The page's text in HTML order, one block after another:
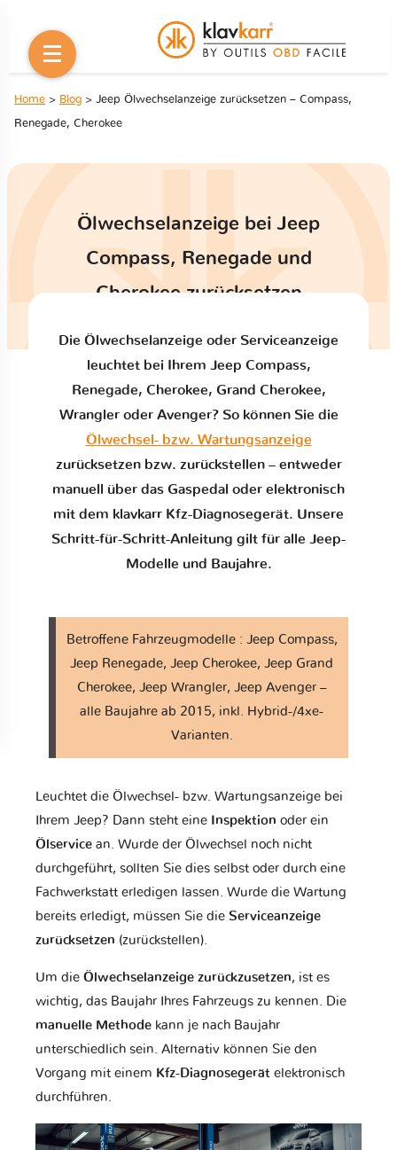
Home > Blog > Jeep Ölwechselanzeige zurücksetzen – Compass,
Renegade, Cherokee
Ölwechselanzeige bei Jeep
Compass, Renegade und
Cherokee zurücksetzen
Die Ölwechselanzeige oder Serviceanzeige
leuchtet bei Ihrem Jeep Compass,
Renegade, Cherokee, Grand Cherokee,
Wrangler oder Avenger? So können Sie die
Ölwechsel- bzw. Wartungsanzeige
zurücksetzen bzw. zurückstellen – entweder
manuell über das Gaspedal oder elektronisch
mit dem klavkarr Kfz-Diagnosegerät. Unsere
Schritt-für-Schritt-Anleitung gilt für alle Jeep-
Modelle und Baujahre.
Betroffene Fahrzeugmodelle : Jeep Compass,
Jeep Renegade, Jeep Cherokee, Jeep Grand
Cherokee, Jeep Wrangler, Jeep Avenger –
alle Baujahre ab 2015, inkl. Hybrid-/4xe-
Varianten.
Leuchtet die Ölwechsel- bzw. Wartungsanzeige bei
Ihrem Jeep? Dann steht eine Inspektion oder ein
Ölservice an. Wurde der Ölwechsel noch nicht
durchgeführt, sollten Sie dies selbst oder durch eine
Fachwerkstatt erledigen lassen. Wurde die Wartung
bereits erledigt, müssen Sie die Serviceanzeige
zurücksetzen (zurückstellen).
Um die Ölwechselanzeige zurückzusetzen, ist es
wichtig, das Baujahr Ihres Fahrzeugs zu kennen. Die
manuelle Methode kann je nach Baujahr
unterschiedlich sein. Alternativ können Sie den
Vorgang mit einem Kfz-Diagnosegerät elektronisch
durchführen.